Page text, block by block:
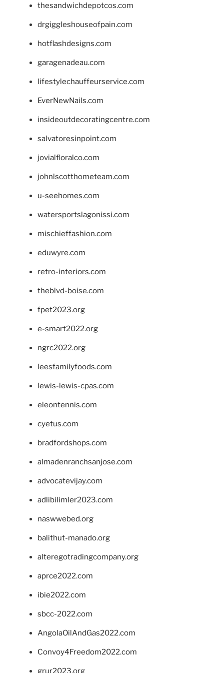
thesandwichdepotcos.com
drgiggleshouseofpain.com
hotflashdesigns.com
garagenadeau.com
lifestylechauffeurservice.com
EverNewNails.com
insideoutdecoratingcentre.com
salvatoresinpoint.com
jovialfloralco.com
johnlscotthometeam.com
u-seehomes.com
watersportslagonissi.com
mischieffashion.com
eduwyre.com
retro-interiors.com
theblvd-boise.com
fpet2023.org
e-smart2022.org
ngrc2022.org
leesfamilyfoods.com
lewis-lewis-cpas.com
eleontennis.com
cyetus.com
bradfordshops.com
almadenranchsanjose.com
advocatevijay.com
adlibilimler2023.com
naswwebed.org
balithut-manado.org
alteregotradingcompany.org
aprce2022.com
ibie2022.com
sbcc-2022.com
AngolaOilAndGas2022.com
Convoy4Freedom2022.com
grur2023.org